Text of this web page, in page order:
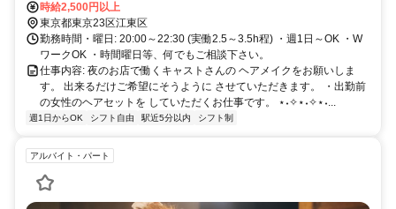
分
時給2,500円以上
東京都東京23区江東区
勤務時間・曜日: 20:00～22:30 (実働2.5～3.5h程) ・週1日～OK ・W
ワークOK ・時間曜日等、何でもご相談下さい。
仕事内容: 夜のお店で働くキャストさんの ヘアメイクをお願いしま
す。 出来るだけご希望にそうように させていただきます。 ・出勤前
の女性のヘアセットを していただくお仕事です。 ⋆˖✧⋆˖✧⋆˖...
週1日からOK シフト自由 駅近5分以内 シフト制
アルバイト・パート